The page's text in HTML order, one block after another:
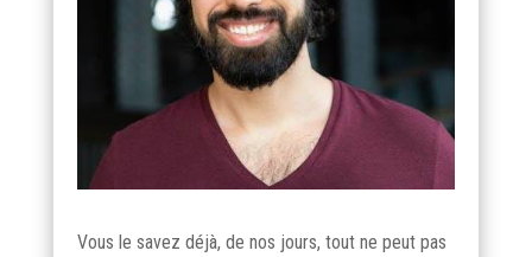
Vous le savez déjà, de nos jours, tout ne peut pas